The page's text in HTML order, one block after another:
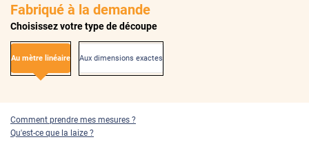
Fabriqué à la demande
Choisissez votre type de découpe
Au mètre linéaire Aux dimensions exactes
Comment prendre mes mesures ?
Qu'est-ce que la laize ?